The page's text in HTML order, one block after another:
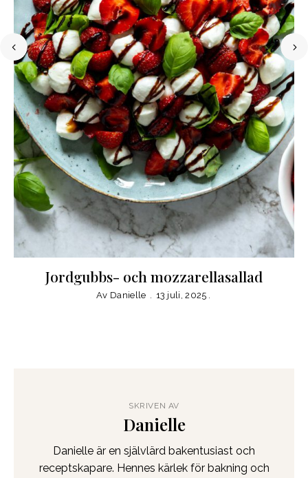
Jordgubbs- och mozzarellasallad
Av Danielle 13 juli, 2025
SKRIVEN AV
Danielle
Danielle är en självlärd bakentusiast och
receptskapare. Hennes kärlek för bakning och